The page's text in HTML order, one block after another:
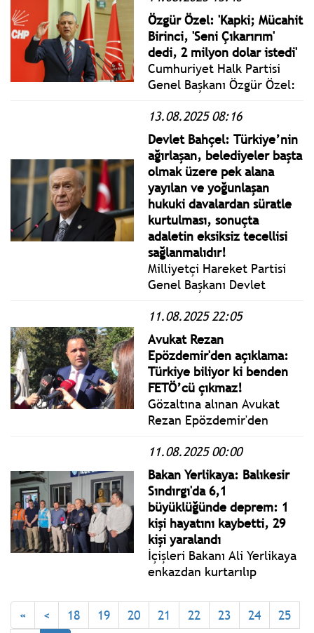
Çıkıyor Mitingine katıldı.
Özgür Özel: 'Kapki; Mücahit
Birinci, 'Seni Çıkarırım'
dedi, 2 milyon dolar istedi'
Cumhuriyet Halk Partisi
Genel Başkanı Özgür Özel:
Sürdürmeye Çalışan
Herkesin Üzerine
Bulaşacaktır.
13.08.2025 08:16
Devlet Bahçel: Türkiye’nin
ağırlaşan, belediyeler başta
olmak üzere pek alana
yayılan ve yoğunlaşan
hukuki davalardan süratle
kurtulması, sonuçta
adaletin eksiksiz tecellisi
sağlanmalıdır!
Milliyetçi Hareket Partisi
Genel Başkanı Devlet
Gündemle” ilgili yazılı
basın açıklaması yaptı.
Bahçeli açıklamasında:
Milliyetçi Hareket Partisi
samimiyet, sağduyu ve
özveriyle komisyon
çalışmalarına katkı
sunacaktır.
11.08.2025 22:05
Avukat Rezan
Epözdemir'den açıklama:
Türkiye biliyor ki benden
FETÖ’cü çıkmaz!
Gözaltına alınan Avukat
Rezan Epözdemir'den
şahıs İstanbul Cumhuriyet
Başsavcılığına giderek
hakkımda FETÖ Terör
Örgütüne yardım-casusluk
isnadıyla suç duyurusunda
bulunmuş!
11.08.2025 00:00
Bakan Yerlikaya: Balıkesir
Sındırgı'da 6,1
büyüklüğünde deprem: 1
kişi hayatını kaybetti, 29
kişi yaralandı
İçişleri Bakanı Ali Yerlikaya
enkazdan kurtarılıp
alınan 81 yaşındaki
vatandaşın hayatını
« < 18 19 20 21 22 23 24
25